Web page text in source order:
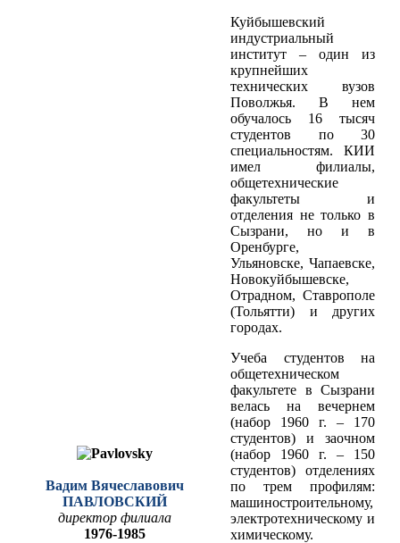
Вадим Вячеславович
ПАВЛОВСКИЙ
директор филиала
1976-1985
Куйбышевский
индустриальный
институт – один из
крупнейших
технических вузов
Поволжья. В нем
обучалось 16 тысяч
студентов по 30
специальностям. КИИ
имел филиалы,
общетехнические
факультеты и
отделения не только в
Сызрани, но и в
Оренбурге,
Ульяновске, Чапаевске,
Новокуйбышевске,
Отрадном, Ставрополе
(Тольятти) и других
городах.
Учеба студентов на
общетехническом
факультете в Сызрани
велась на вечернем
(набор 1960 г. – 170
студентов) и заочном
(набор 1960 г. – 150
студентов) отделениях
по трем профилям:
машиностроительному,
электротехническому и
химическому.